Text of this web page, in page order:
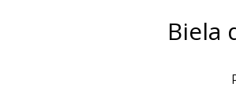
Biela